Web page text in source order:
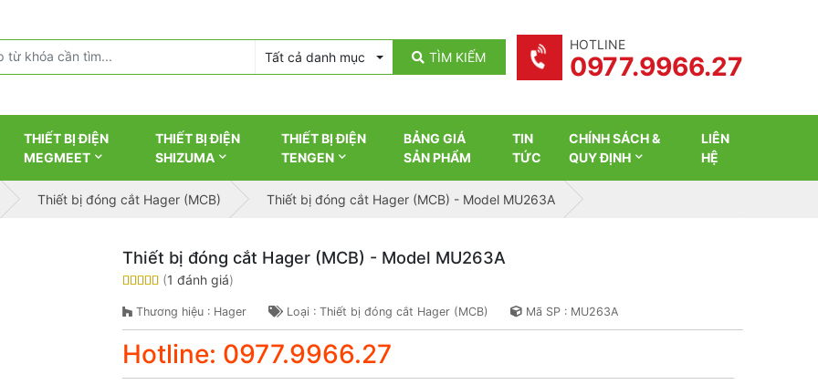
Tất cả danh mục TÌM KIẾM
HOTLINE
0977.9966.27
THIẾT BỊ ĐIỆN
MEGMEET
THIẾT BỊ ĐIỆN
SHIZUMA
THIẾT BỊ ĐIỆN
TENGEN
BẢNG GIÁ
SẢN PHẨM
TIN
TỨC
CHÍNH SÁCH &
QUY ĐỊNH
LIÊN
HỆ
Thiết bị đóng cắt Hager (MCB) Thiết bị đóng cắt Hager (MCB) - Model MU263A
Thiết bị đóng cắt Hager (MCB) - Model MU263A
(1 đánh giá)
Thương hiệu : Hager Loại : Thiết bị đóng cắt Hager (MCB) Mã SP : MU263A
Hotline: 0977.9966.27